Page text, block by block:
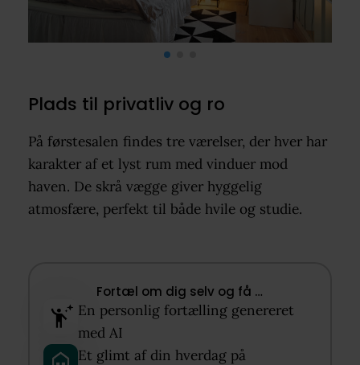
Plads til privatliv og ro
På førstesalen findes tre værelser, der hver har
karakter af et lyst rum med vinduer mod
haven. De skrå vægge giver hyggelig
atmosfære, perfekt til både hvile og studie.
Fortæl om dig selv og få …​
En personlig fortælling genereret
med AI​
Et glimt af din hverdag på